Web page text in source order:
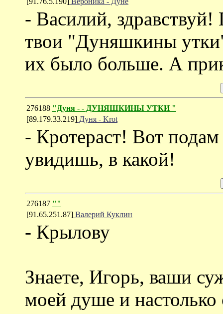
- Василий,
твои "Дуняшкины утки"
их было больше. А
276188 "Дуня - - ДУНЯШКИНЫ УТКИ "
[89.179.33.219] Дуня - Krot
- Кротераст! Вот подам
увидишь, в какой!
276187 ""
[91.65.251.87] Валерий Куклин
- Крылову
Знаете, Игорь, ваши
моей душе и